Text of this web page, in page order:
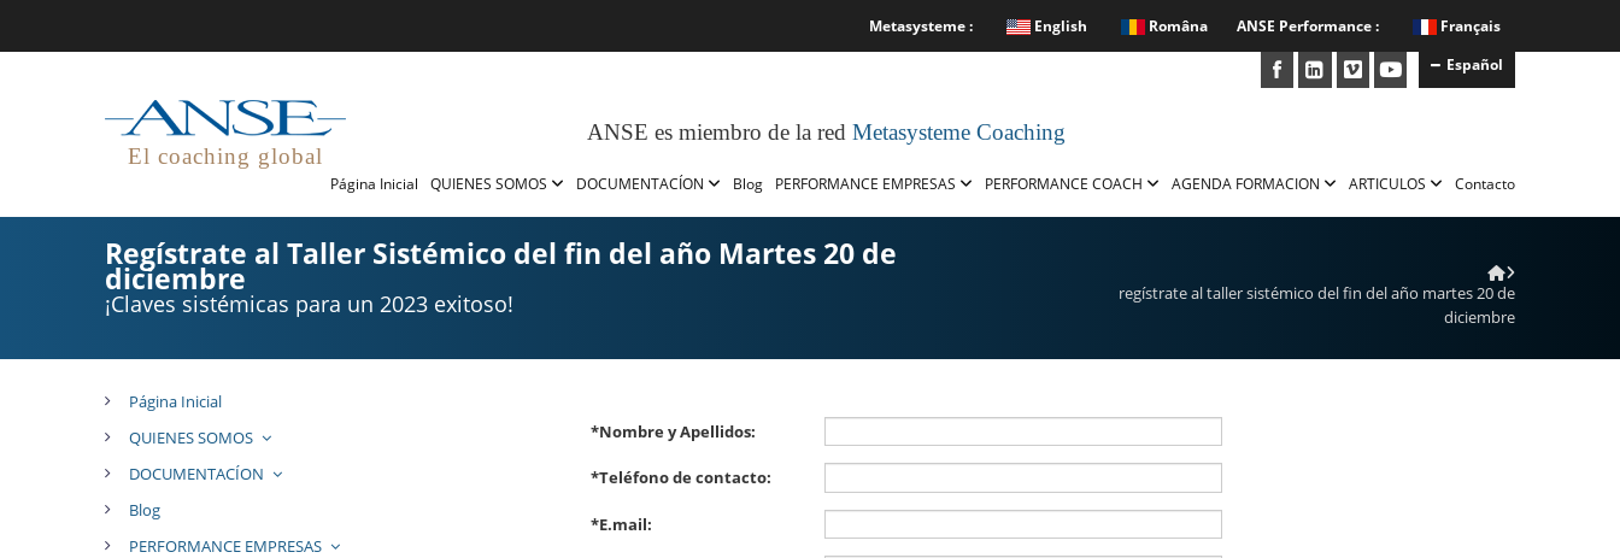
ANSE Performance : Français
Metasysteme : English
Româna
Español
El coaching global
ANSE es miembro de la red Metasysteme Coaching
Página Inicial QUIENES SOMOS DOCUMENTACÍON Blog PERFORMANCE EMPRESAS PERFORMANCE COACH AGENDA FORMACION ARTICULOS Contacto
Regístrate al Taller Sistémico del fin del año Martes 20 de
diciembre
¡Claves sistémicas para un 2023 exitoso!
regístrate al taller sistémico del fin del año martes 20 de
diciembre
Página Inicial
QUIENES SOMOS
DOCUMENTACÍON
Blog
PERFORMANCE EMPRESAS
*Nombre y Apellidos:
*Teléfono de contacto:
*E.mail: